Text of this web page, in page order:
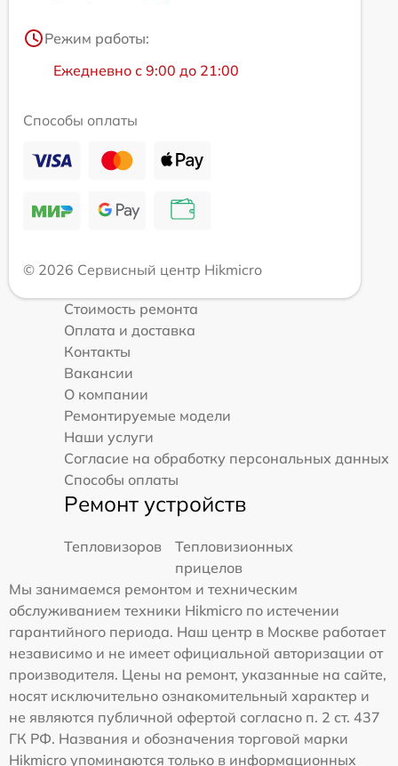
Режим работы:
Ежедневно с 9:00 до 21:00
Способы оплаты
© 2026 Сервисный центр Hikmicro
Стоимость ремонта
Оплата и доставка
Контакты
Вакансии
О компании
Ремонтируемые модели
Наши услуги
Согласие на обработку персональных данных
Способы оплаты
Ремонт устройств
Тепловизоров
Тепловизионных
прицелов
Мы занимаемся ремонтом и техническим
обслуживанием техники Hikmicro по истечении
гарантийного периода. Наш центр в Москве работает
независимо и не имеет официальной авторизации от
производителя. Цены на ремонт, указанные на сайте,
носят исключительно ознакомительный характер и
не являются публичной офертой согласно п. 2 ст. 437
ГК РФ. Названия и обозначения торговой марки
Hikmicro упоминаются только в информационных